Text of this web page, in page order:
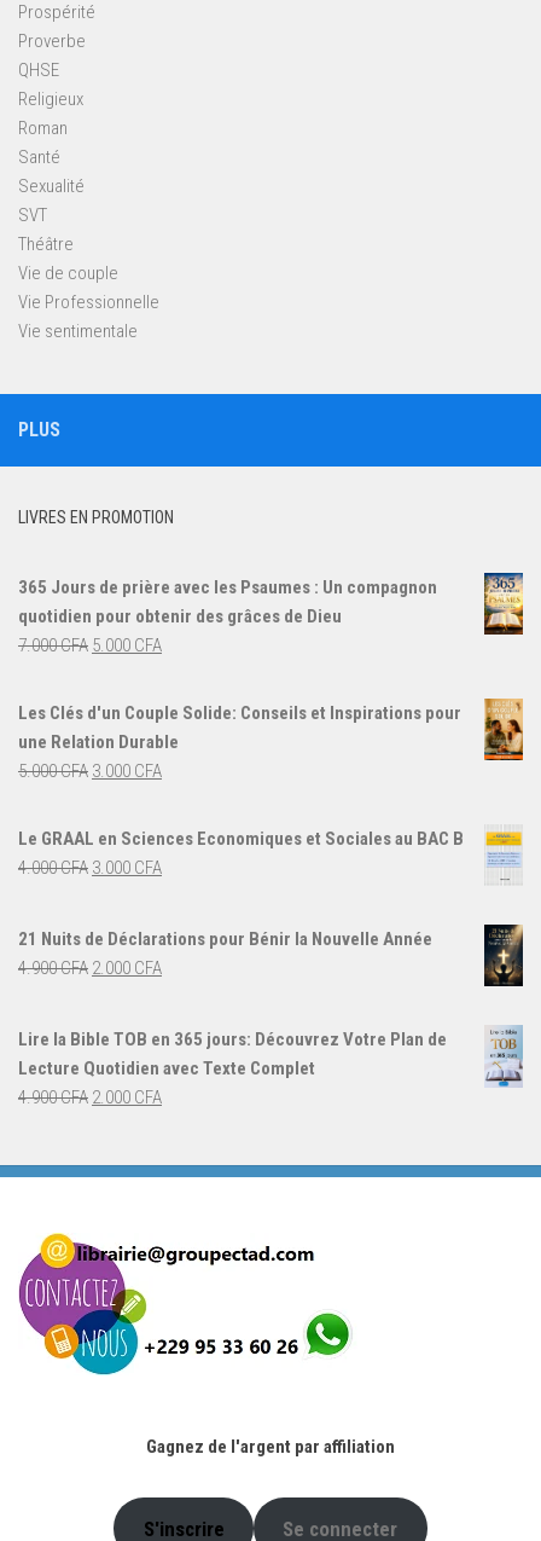
Prospérité
Proverbe
QHSE
Religieux
Roman
Santé
Sexualité
SVT
Théâtre
Vie de couple
Vie Professionnelle
Vie sentimentale
PLUS
LIVRES EN PROMOTION
365 Jours de prière avec les Psaumes : Un compagnon
quotidien pour obtenir des grâces de Dieu
7.000CFA Le
initial
était :
7.000 CFA.
5.000 CFALe
actuel
est :
Les Clés d'un Couple Solide: Conseils et Inspirations pour
une Relation Durable
5.000CFA Le
initial
était :
3.000 CFALe
actuel
Le GRAAL en Sciences Economiques et Sociales au BAC B
4.000CFA Le
4.000 CFA.
3.000 CFALe
3.000 CFA.
21 Nuits de Déclarations pour Bénir la Nouvelle Année
4.900CFA Le
4.900 CFA.
2.000 CFALe
Lire la Bible TOB en 365 jours: Découvrez Votre Plan de
Lecture Quotidien avec Texte Complet
4.900CFA Le
était :
2.000 CFALe
est :
Gagnez de l'argent par affiliation
S'inscrire Se connecter